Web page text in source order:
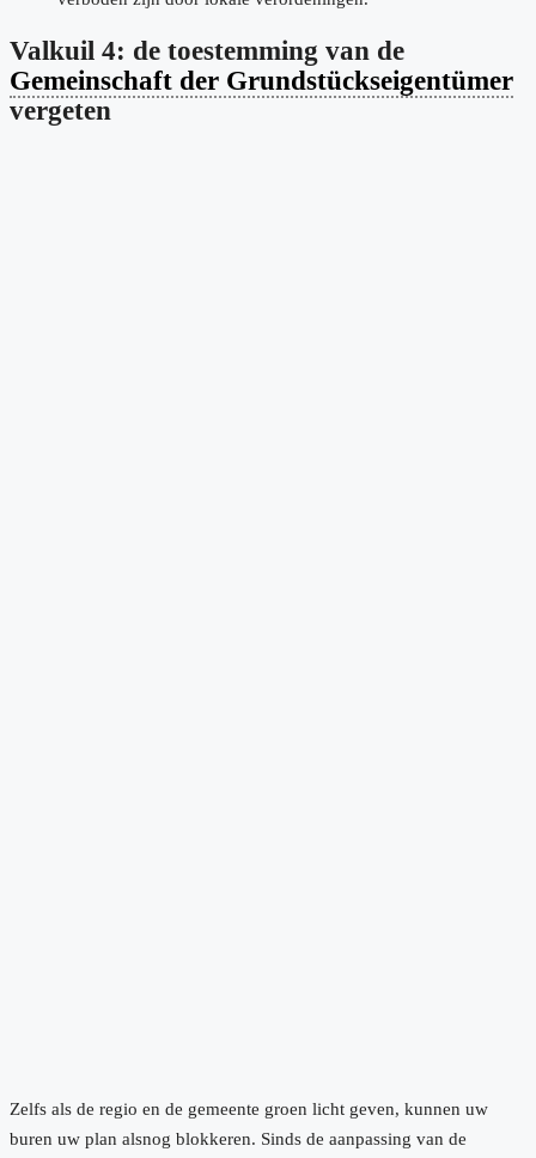
Valkuil 4: de toestemming van de
Gemeinschaft der Grundstückseigentümer
vergeten
Zelfs als de regio en de gemeente groen licht geven, kunnen uw
buren uw plan alsnog blokkeren. Sinds de aanpassing van de